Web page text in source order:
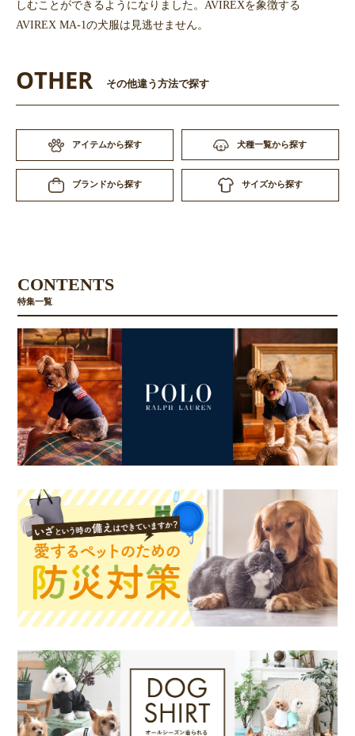
お買い物を続ける カートへ進む
しむことができるようになりました。AVIREXを象徴する
AVIREX MA-1の犬服は見逃せません。
OTHER その他違う方法で探す
アイテムから探す 犬種一覧から探す
ブランドから探す サイズから探す
CONTENTS
特集一覧